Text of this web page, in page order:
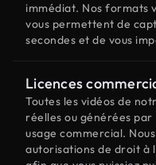
immédiat. Nos formats
vous permettent de
secondes et de vous
Licences
Toutes les vidéos de
réelles ou générées
usage commercial.
autorisations de droit à